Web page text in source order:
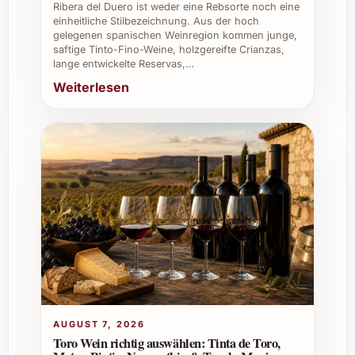
Tipps und Vorteile für verschiedene
Anlässe
Private Feiern:Der Wein schenkt
besonderen Momenten eine elegante
Weihnachten und Silvester:Seine
Frische und Vielseitigkeit passen perfekt
zu festlichen Menüs und rundet das Fest
kulinarisch ab.
Catering und Gastronomie:Ein
stilvoller Wein, der anspruchsvolle Gäste
überzeugt und vielfältig zu
verschiedenen Gerichten kombiniert
werden kann.
Weinkeller:Ein ausdrucksstarker
Tropfen, der sowohl kurzfristig
genossen wie auch gelagert werden
Ribera del Duero ist weder eine Rebsorte noch eine
einheitliche Stilbezeichnung. Aus der hoch
gelegenen spanischen Weinregion kommen junge,
saftige Tinto-Fino-Weine, holzgereifte Crianzas,
lange entwickelte Reservas,…
Weiterlesen
AUGUST 7, 2026
Toro Wein richtig auswählen: Tinta de Toro,